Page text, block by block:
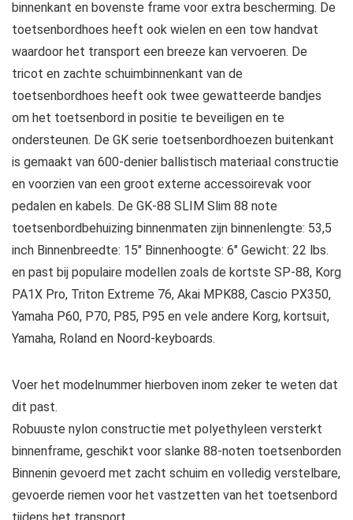
binnenkant en bovenste frame voor extra bescherming. De
toetsenbordhoes heeft ook wielen en een tow handvat
waardoor het transport een breeze kan vervoeren. De
tricot en zachte schuimbinnenkant van de
toetsenbordhoes heeft ook twee gewatteerde bandjes
om het toetsenbord in positie te beveiligen en te
ondersteunen. De GK serie toetsenbordhoezen buitenkant
is gemaakt van 600-denier ballistisch materiaal constructie
en voorzien van een groot externe accessoirevak voor
pedalen en kabels. De GK-88 SLIM Slim 88 note
toetsenbordbehuizing binnenmaten zijn binnenlengte: 53,5
inch Binnenbreedte: 15″ Binnenhoogte: 6″ Gewicht: 22 lbs.
en past bij populaire modellen zoals de kortste SP-88, Korg
PA1X Pro, Triton Extreme 76, Akai MPK88, Cascio PX350,
Yamaha P60, P70, P85, P95 en vele andere Korg, kortsuit,
Yamaha, Roland en Noord-keyboards.
Voer het modelnummer hierboven inom zeker te weten dat
dit past.
Robuuste nylon constructie met polyethyleen versterkt
binnenframe, geschikt voor slanke 88-noten toetsenborden
Binnenin gevoerd met zacht schuim en volledig verstelbare,
gevoerde riemen voor het vastzetten van het toetsenbord